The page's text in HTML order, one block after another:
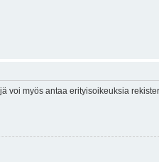
voi myös antaa erityisoikeuksia